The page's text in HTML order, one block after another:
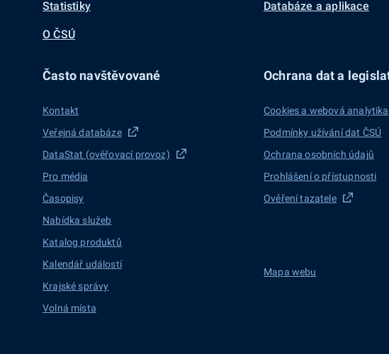
Statistiky Databáze a aplikace
O ČSÚ
Často navštěvované
Kontakt
Veřejná databáze
DataStat (ověřovací provoz)
Pro média
Časopisy
Nabídka služeb
Katalog produktů
Kalendář událostí
Krajské správy
Volná místa
Ochrana dat a
Cookies a webová analytika
Podmínky užívání dat ČSÚ
Ochrana osobních údajů
Prohlášení o přístupnosti
Ověření tazatele
Mapa webu